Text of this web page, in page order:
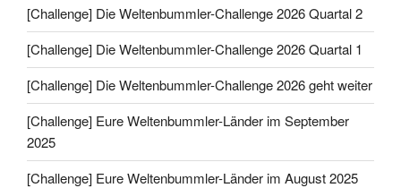
[Challenge] Die Weltenbummler-Challenge 2026 Quartal 2
[Challenge] Die Weltenbummler-Challenge 2026 Quartal 1
[Challenge] Die Weltenbummler-Challenge 2026 geht weiter
[Challenge] Eure Weltenbummler-Länder im September
2025
[Challenge] Eure Weltenbummler-Länder im August 2025